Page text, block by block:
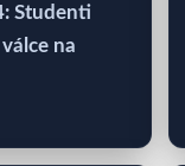
Studenti
na